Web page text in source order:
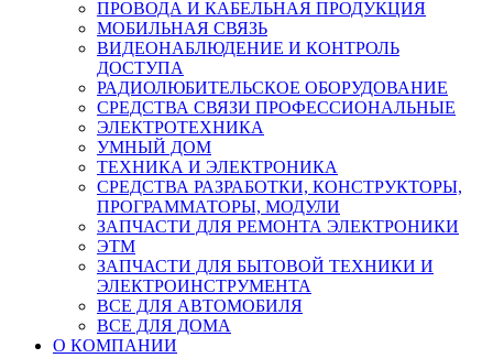
ПРОВОДА И КАБЕЛЬНАЯ ПРОДУКЦИЯ
МОБИЛЬНАЯ СВЯЗЬ
ВИДЕОНАБЛЮДЕНИЕ И КОНТРОЛЬ
ДОСТУПА
РАДИОЛЮБИТЕЛЬСКОЕ ОБОРУДОВАНИЕ
СРЕДСТВА СВЯЗИ ПРОФЕССИОНАЛЬНЫЕ
ЭЛЕКТРОТЕХНИКА
УМНЫЙ ДОМ
ТЕХНИКА И ЭЛЕКТРОНИКА
СРЕДСТВА РАЗРАБОТКИ, КОНСТРУКТОРЫ,
ПРОГРАММАТОРЫ, МОДУЛИ
ЗАПЧАСТИ ДЛЯ РЕМОНТА ЭЛЕКТРОНИКИ
ЭТМ
ЗАПЧАСТИ ДЛЯ БЫТОВОЙ ТЕХНИКИ И
ЭЛЕКТРОИНСТРУМЕНТА
ВСЕ ДЛЯ АВТОМОБИЛЯ
ВСЕ ДЛЯ ДОМА
О КОМПАНИИ